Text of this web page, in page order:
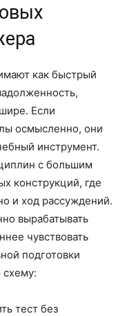
как быстрый
Если
осмысленно, они
инструмент.
с большим
конструкций, где
и ход рассуждений.
вырабатывать
чувствовать
подготовки
тест без